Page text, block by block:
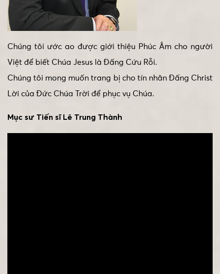
Chúng tôi ước ao được giới thiệu Phúc Âm cho người
Việt để biết Chúa Jesus là Đấng Cứu Rỗi.
Chúng tôi mong muốn trang bị cho tín nhân Đấng Christ
Lời của Đức Chúa Trời để phục vụ Chúa.
Mục sư Tiến sĩ Lê Trung Thành